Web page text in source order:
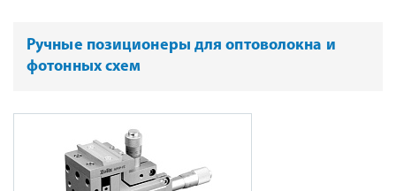
Ручные позиционеры для оптоволокна и
фотонных схем